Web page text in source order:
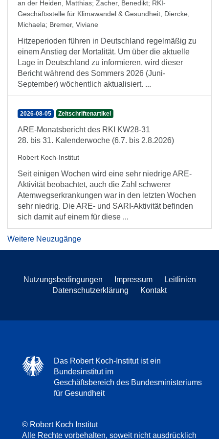
an der Heiden, Matthias; Zacher, Benedikt; RKI-
Geschäftsstelle für Klimawandel & Gesundheit; Diercke,
Michaela; Bremer, Viviane
Hitzeperioden führen in Deutschland regelmäßig zu
einem Anstieg der Mortalität. Um über die aktuelle
Lage in Deutschland zu informieren, wird dieser
Bericht während des Sommers 2026 (Juni-
September) wöchentlich aktualisiert. ...
2026-08-05 Zeitschriftenartikel
ARE-Monatsbericht des RKI KW28-31
28. bis 31. Kalenderwoche (6.7. bis 2.8.2026)
Robert Koch-Institut
Seit einigen Wochen wird eine sehr niedrige ARE-
Aktivität beobachtet, auch die Zahl schwerer
Atemwegserkrankungen war in den letzten Wochen
sehr niedrig. Die ARE- und SARI-Aktivität befinden
sich damit auf einem für diese ...
Weitere Neuzugänge
Nutzungsbedingungen Impressum
Leitlinien
Datenschutzerklärung
Kontakt
Das Robert Koch-Institut ist ein
Bundesinstitut im
Geschäftsbereich des Bundesministeriums
für Gesundheit
© Robert Koch Institut
Alle Rechte vorbehalten, soweit nicht ausdrücklich